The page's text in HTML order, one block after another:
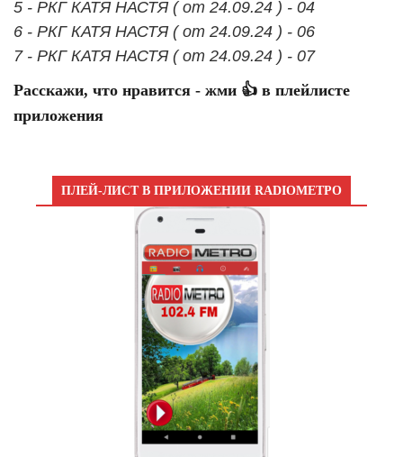
5 - РКГ КАТЯ НАСТЯ ( от 24.09.24 ) - 04
6 - РКГ КАТЯ НАСТЯ ( от 24.09.24 ) - 06
7 - РКГ КАТЯ НАСТЯ ( от 24.09.24 ) - 07
Расскажи, что нравится - жми 👍 в плейлисте
приложения
ПЛЕЙ-ЛИСТ В ПРИЛОЖЕНИИ RADIOМЕТРО